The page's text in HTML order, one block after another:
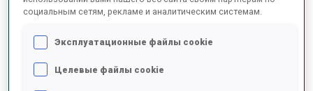
SLO
0 92 S. SEDNEV
UKR
социальным сетям, рекламе и аналитическим системам.
Эксплуатационные файлы cookie
Целевые файлы cookie